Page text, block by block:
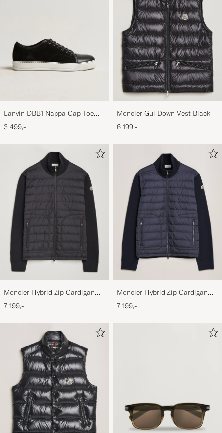
Lanvin DBB1 Nappa Cap Toe
Sneaker Black
3 499,-
Moncler Gui Down Vest Black
6 199,-
Moncler Hybrid Zip Cardigan
Black
7 199,-
Moncler Hybrid Zip Cardigan
Navy
7 199,-